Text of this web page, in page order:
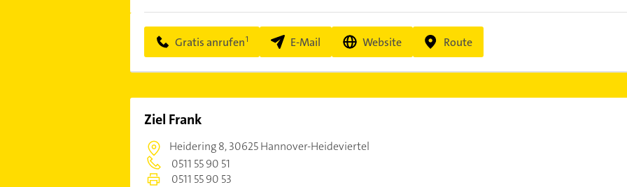
Gratis anrufen E-Mail Website Route
Ziel Frank
Heidering 8,30625 Hannover-Heideviertel
0511 55 90 51
0511 55 90 53